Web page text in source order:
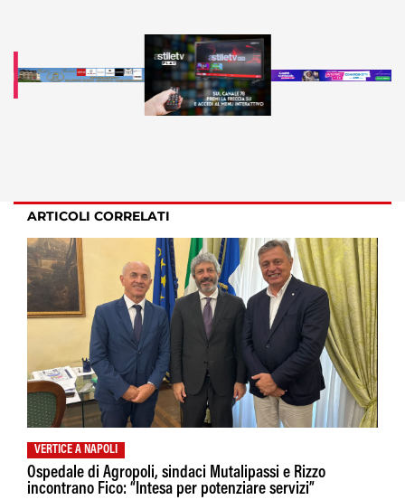
ARTICOLI CORRELATI
VERTICE A NAPOLI
Ospedale di Agropoli, sindaci Mutalipassi e Rizzo
incontrano Fico: “Intesa per potenziare servizi”